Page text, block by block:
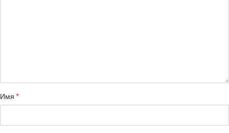
Имя *